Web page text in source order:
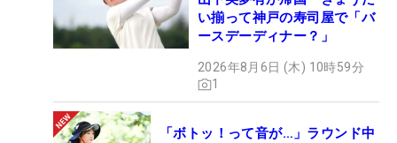
い揃って神戸の寿司屋で「バ
ースデーディナー？」
2026年8月6日 (木) 10時59分
1
「ボトッ！って音が…」ラウンド中